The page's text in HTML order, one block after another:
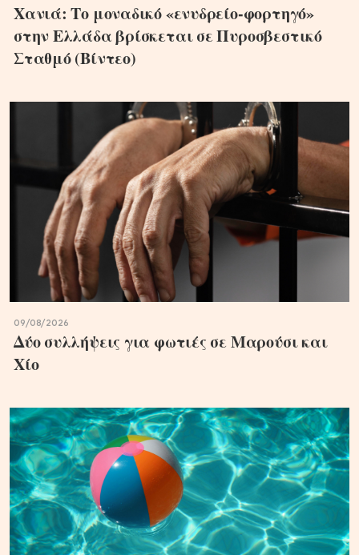
Χανιά: Το μοναδικό «ενυδρείο-φορτηγό»
στην Ελλάδα βρίσκεται σε Πυροσβεστικό
Σταθμό (Βίντεο)
09/08/2026
Δύο συλλήψεις για φωτιές σε Μαρούσι και
Χίο